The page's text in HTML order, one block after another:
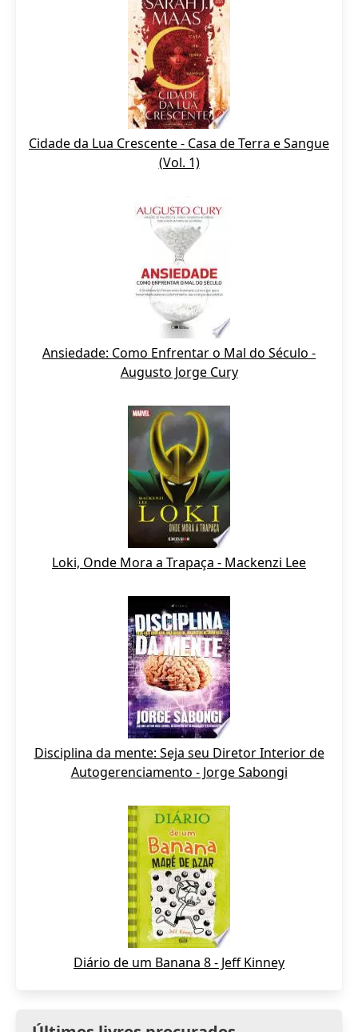
Cidade da Lua Crescente - Casa de Terra e Sangue
(Vol. 1)
Ansiedade: Como Enfrentar o Mal do Século -
Augusto Jorge Cury
Loki, Onde Mora a Trapaça - Mackenzi Lee
Disciplina da mente: Seja seu Diretor Interior de
Autogerenciamento - Jorge Sabongi
Diário de um Banana 8 - Jeff Kinney